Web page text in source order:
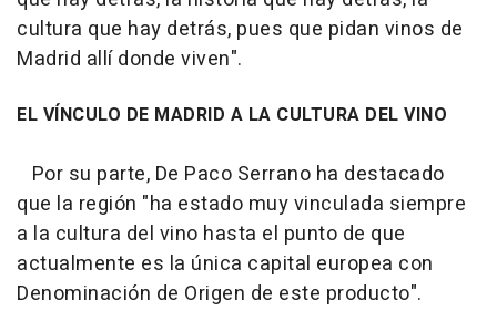
cultura que hay detrás, pues que pidan vinos de
Madrid allí donde viven".
EL VÍNCULO DE MADRID A LA CULTURA DEL VINO
Por su parte, De Paco Serrano ha destacado
que la región "ha estado muy vinculada siempre
a la cultura del vino hasta el punto de que
actualmente es la única capital europea con
Denominación de Origen de este producto".